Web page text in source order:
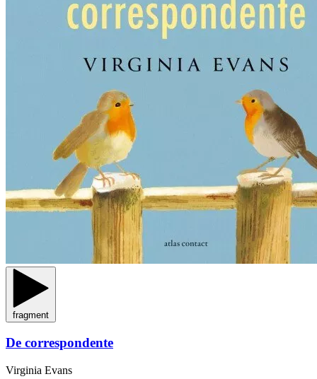
fragment
De correspondente
Virginia Evans